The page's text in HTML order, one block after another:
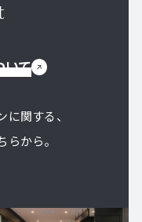
いて
関する、
から。